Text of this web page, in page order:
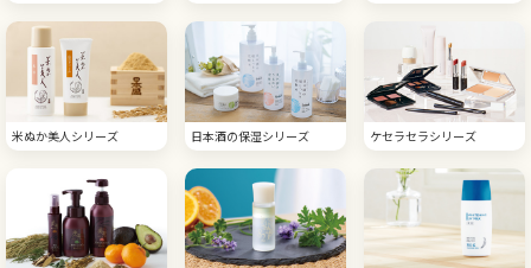
米ぬか美人シリーズ 日本酒の保湿シリーズ ケセラセラシリーズ